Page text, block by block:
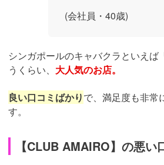
(会社員・40歳)
シンガポールのキャバクラといえば
うくらい、 大人気のお店。
良い口コミばかりで、満足度も非常
す。
【CLUB AMAIRO】の悪い